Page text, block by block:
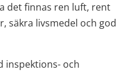
det finnas ren luft, rent
säkra livsmedel och god
inspektions- och